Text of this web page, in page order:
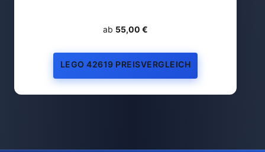
ab 55,00 €
LEGO 42619 PREISVERGLEICH